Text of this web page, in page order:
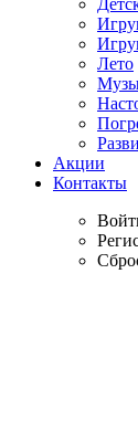
Лето
Акции
Контакты